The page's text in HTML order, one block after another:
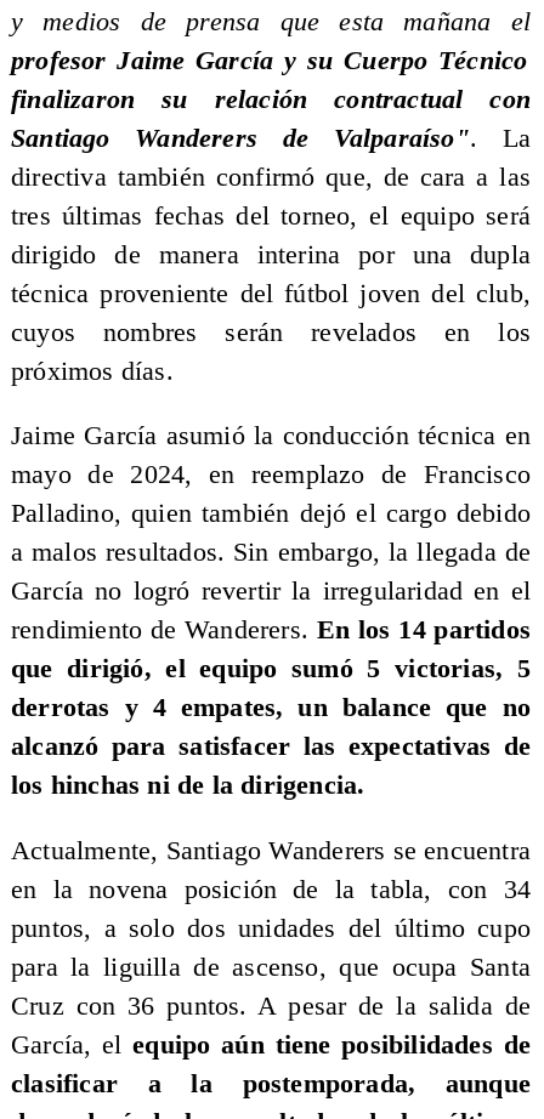
y medios de prensa que esta mañana el
profesor Jaime García y su Cuerpo Técnico
finalizaron su relación contractual con
Santiago Wanderers de Valparaíso". La
directiva también confirmó que, de cara a las
tres últimas fechas del torneo, el equipo será
dirigido de manera interina por una dupla
técnica proveniente del fútbol joven del club,
cuyos nombres serán revelados en los
próximos días.
Jaime García asumió la conducción técnica en
mayo de 2024, en reemplazo de Francisco
Palladino, quien también dejó el cargo debido
a malos resultados. Sin embargo, la llegada de
García no logró revertir la irregularidad en el
rendimiento de Wanderers. En los 14 partidos
que dirigió, el equipo sumó 5 victorias, 5
derrotas y 4 empates, un balance que no
alcanzó para satisfacer las expectativas de
los hinchas ni de la dirigencia.
Actualmente, Santiago Wanderers se encuentra
en la novena posición de la tabla, con 34
puntos, a solo dos unidades del último cupo
para la liguilla de ascenso, que ocupa Santa
Cruz con 36 puntos. A pesar de la salida de
García, elequipo aún tiene posibilidades de
clasificar a la postemporada, aunque